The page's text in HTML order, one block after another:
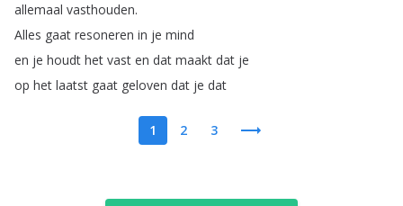
allemaal vasthouden.
Alles gaat resoneren in je mind
en je houdt het vast en dat maakt dat je
op het laatst gaat geloven dat je dat
1 2 3